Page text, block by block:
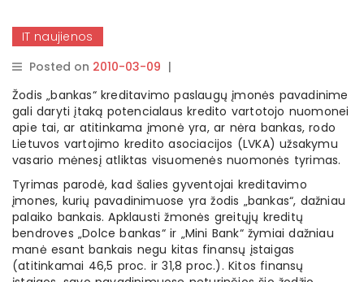
IT naujienos
Posted on 2010-03-09 |
Žodis „bankas“ kreditavimo paslaugų įmonės pavadinime
gali daryti įtaką potencialaus kredito vartotojo nuomonei
apie tai, ar atitinkama įmonė yra, ar nėra bankas, rodo
Lietuvos vartojimo kredito asociacijos (LVKA) užsakymu
vasario mėnesį atliktas visuomenės nuomonės tyrimas.
Tyrimas parodė, kad šalies gyventojai kreditavimo
įmones, kurių pavadinimuose yra žodis „bankas“, dažniau
palaiko bankais. Apklausti žmonės greitųjų kreditų
bendroves „Dolce bankas“ ir „Mini Bank“ žymiai dažniau
manė esant bankais negu kitas finansų įstaigas
(atitinkamai 46,5 proc. ir 31,8 proc.). Kitos finansų